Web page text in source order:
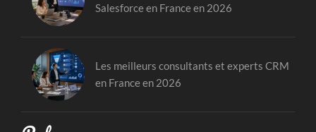
Salesforce en France en 2026
Les meilleurs consultants et experts CRM
en France en 2026